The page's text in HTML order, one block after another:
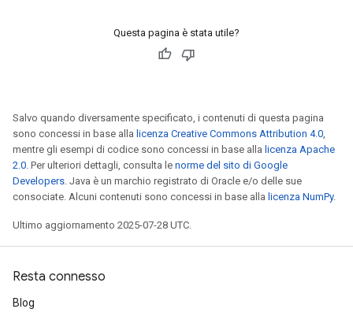
Questa pagina è stata utile?
Salvo quando diversamente specificato, i contenuti di questa pagina
sono concessi in base alla licenza Creative Commons Attribution 4.0,
mentre gli esempi di codice sono concessi in base alla licenza Apache
2.0. Per ulteriori dettagli, consulta le norme del sito di Google
Developers. Java è un marchio registrato di Oracle e/o delle sue
consociate. Alcuni contenuti sono concessi in base alla licenza NumPy.
Ultimo aggiornamento 2025-07-28 UTC.
Resta connesso
Blog